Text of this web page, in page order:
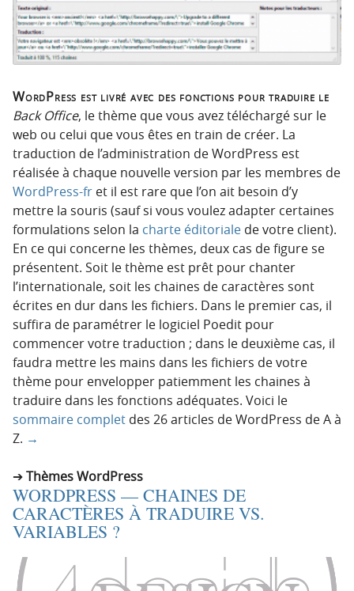
WordPress est livré avec des fonctions pour traduire le
Back Office, le thème que vous avez téléchargé sur le
web ou celui que vous êtes en train de créer. La
traduction de l’administration de WordPress est
réalisée à chaque nouvelle version par les membres de
WordPress-fr et il est rare que l’on ait besoin d’y
mettre la souris (sauf si vous voulez adapter certaines
formulations selon la charte éditoriale de votre client).
En ce qui concerne les thèmes, deux cas de figure se
présentent. Soit le thème est prêt pour chanter
l’internationale, soit les chaines de caractères sont
écrites en dur dans les fichiers. Dans le premier cas, il
suffira de paramétrer le logiciel Poedit pour
commencer votre traduction ; dans le deuxième cas, il
faudra mettre les mains dans les fichiers de votre
thème pour envelopper patiemment les chaines à
traduire dans les fonctions adéquates. Voici le
sommaire complet des 26 articles de WordPress de A à
Z. →
Thèmes WordPress
WORDPRESS — CHAINES DE
CARACTÈRES À TRADUIRE VS.
VARIABLES ?